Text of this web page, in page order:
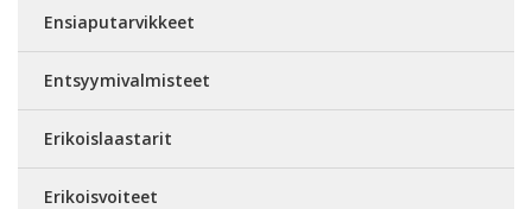
Ensiaputarvikkeet
Entsyymivalmisteet
Erikoislaastarit
Erikoisvoiteet